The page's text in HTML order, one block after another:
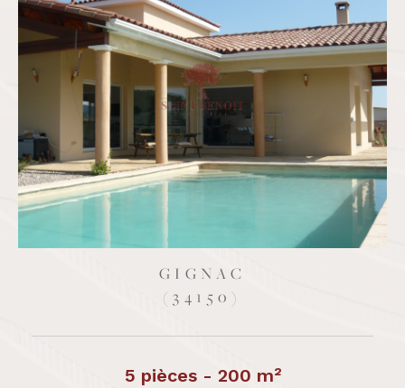
GIGNAC
(34150)
15 pièces - 350 m²